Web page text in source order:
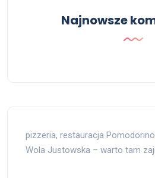
Najnowsze
pizzeria, restauracja
Wola Justowska – warto tam